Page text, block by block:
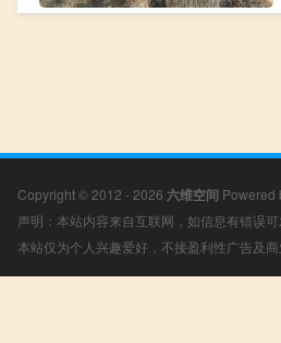
Copyright © 2012 - 2026 六维空间 Powered
声明：本站内容来自互联网，如信息有错误
本站仅为个人兴趣爱好，不接盈利性广告及